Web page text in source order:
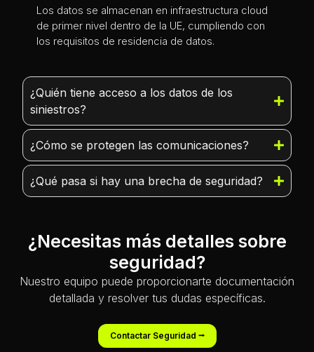
Los datos se almacenan en infraestructura cloud
de primer nivel dentro de la UE, cumpliendo con
los requisitos de residencia de datos.
¿Quién tiene acceso a los datos de los
siniestros?
¿Cómo se protegen las comunicaciones?
¿Qué pasa si hay una brecha de seguridad?
¿Necesitas más detalles sobre
seguridad?
Nuestro equipo puede proporcionarte documentación
detallada y resolver tus dudas específicas.
Contactar Seguridad ⭢